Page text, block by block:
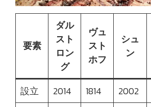
要素
ダル
スト
ロン
グ
ヴュ
スト
ホフ
シュ
ン
設立
2014 1814 2002